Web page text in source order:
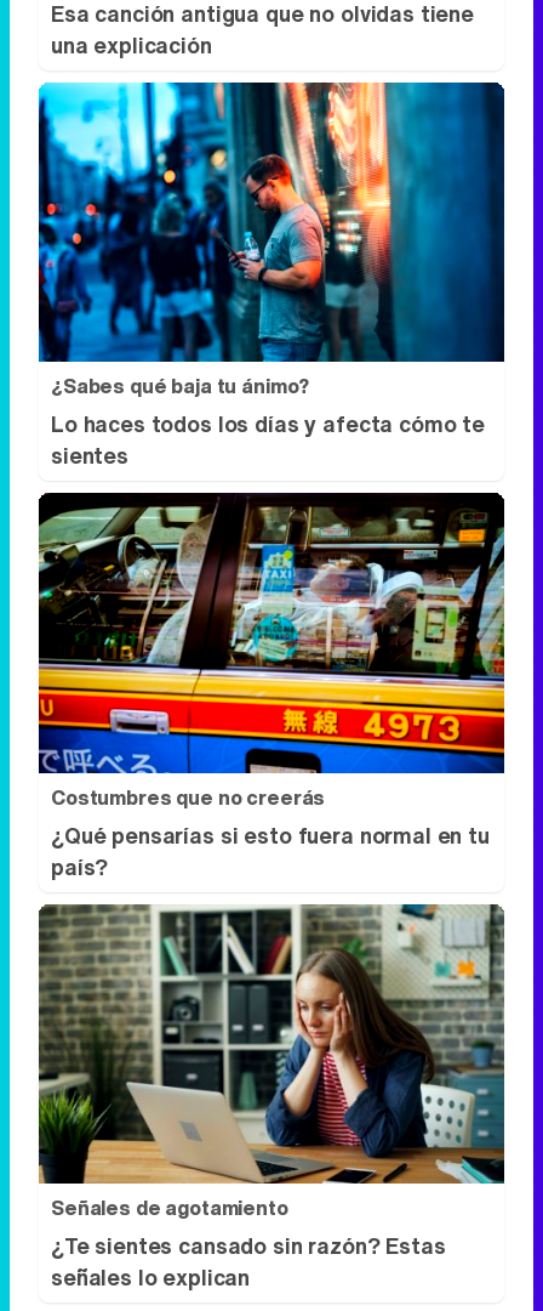
¿Sabes qué baja tu ánimo?
Lo haces todos los días y afecta cómo te
sientes
Costumbres que no creerás
¿Qué pensarías si esto fuera normal en tu
país?
Señales de agotamiento
¿Te sientes cansado sin razón? Estas
señales lo explican